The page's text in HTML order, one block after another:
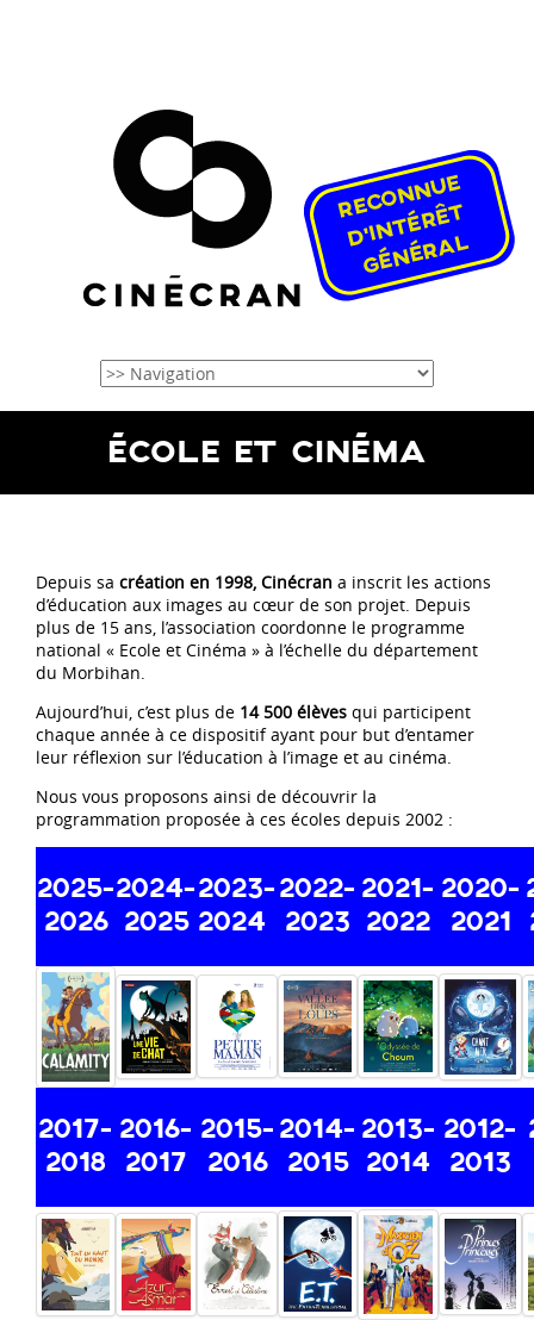
ÉCOLE ET CINÉMA
Depuis sa création en 1998, Cinécran a inscrit les actions
d’éducation aux images au cœur de son projet. Depuis
plus de 15 ans, l’association coordonne le programme
national « Ecole et Cinéma » à l’échelle du département
du Morbihan.
Aujourd’hui, c’est plus de 14 500 élèves qui participent
chaque année à ce dispositif ayant pour but d’entamer
leur réflexion sur l’éducation à l’image et au cinéma.
Nous vous proposons ainsi de découvrir la
programmation proposée à ces écoles depuis 2002 :
2025-
2026
2024-
2025
2023-
2024
2022-
2023
2021-
2022
2020-
2021
2017-
2018
2016-
2017
2015-
2016
2014-
2015
2013-
2014
2012-
2013